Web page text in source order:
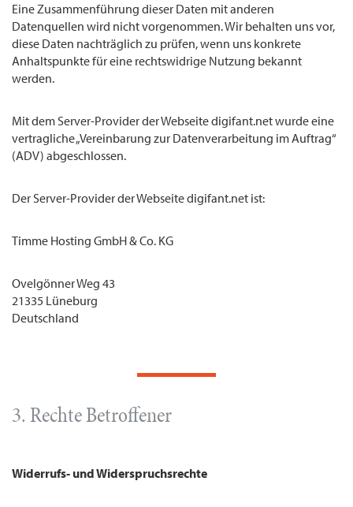
Eine Zusammenführung dieser Daten mit anderen
Datenquellen wird nicht vorgenommen. Wir behalten uns vor,
diese Daten nachträglich zu prüfen, wenn uns konkrete
Anhaltspunkte für eine rechtswidrige Nutzung bekannt
werden.
Mit dem Server-Provider der Webseite digifant.net wurde eine
vertragliche „Vereinbarung zur Datenverarbeitung im Auftrag“
(ADV) abgeschlossen.
Der Server-Provider der Webseite digifant.net ist:
Timme Hosting GmbH & Co. KG
Ovelgönner Weg 43
21335 Lüneburg
Deutschland
3. Rechte Betroffener
Widerrufs- und Widerspruchsrechte